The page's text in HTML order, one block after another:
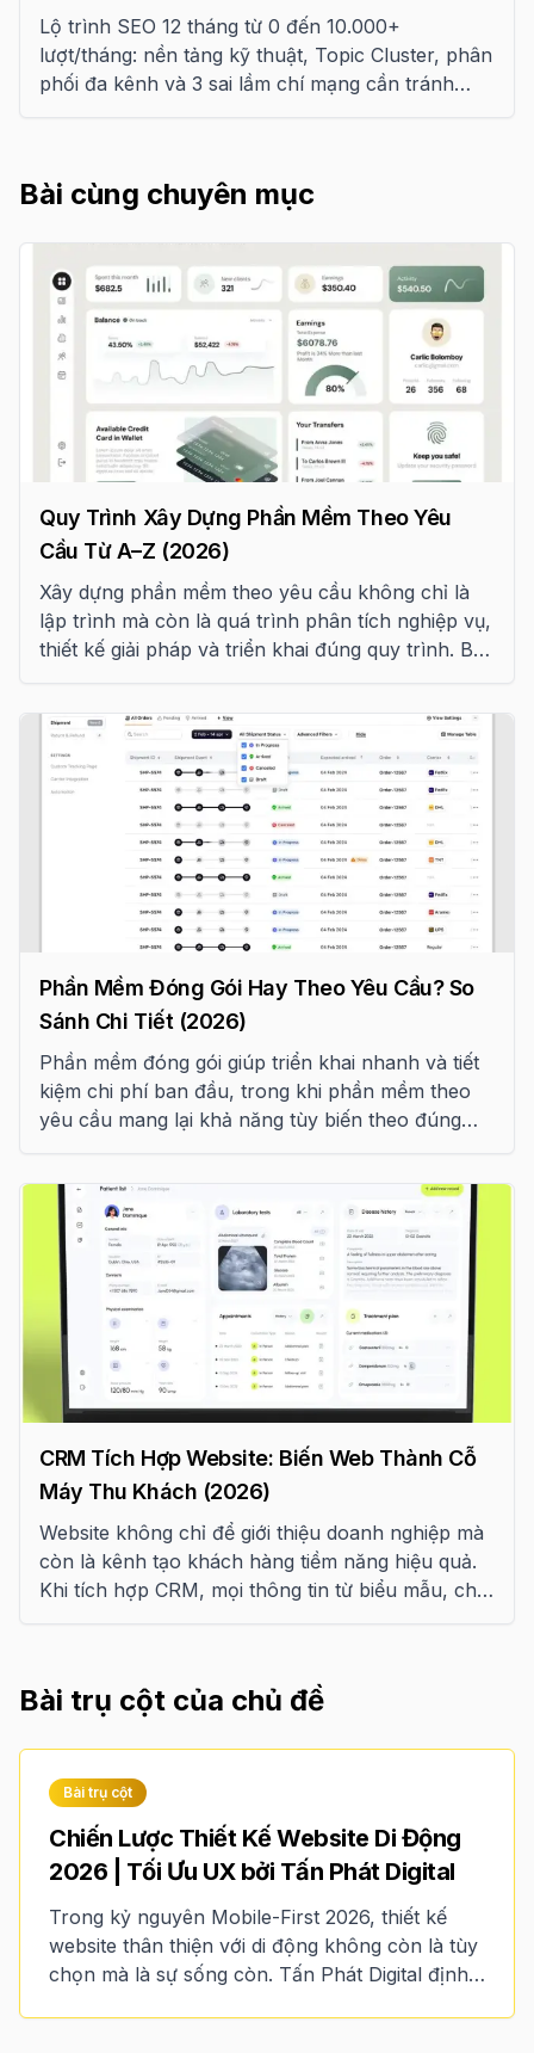
Lộ trình SEO 12 tháng từ 0 đến 10.000+
lượt/tháng: nền tảng kỹ thuật, Topic Cluster, phân
phối đa kênh và 3 sai lầm chí mạng cần tránh
Bài cùng chuyên mục
Quy Trình Xây Dựng Phần Mềm Theo Yêu
Cầu Từ A–Z (2026)
Xây dựng phần mềm theo yêu cầu không chỉ là
lập trình mà còn là quá trình phân tích nghiệp vụ,
thiết kế giải pháp và triển khai đúng quy trình. Bài
ro thường gặp và checklist hợp đồng trước khi
bắt đầu dự án.
Phần Mềm Đóng Gói Hay Theo Yêu Cầu? So
Sánh Chi Tiết (2026)
Phần mềm đóng gói giúp triển khai nhanh và tiết
kiệm chi phí ban đầu, trong khi phần mềm theo
yêu cầu mang lại khả năng tùy biến theo đúng
triển riêng và cách tránh những chi phí phát sinh
khi cố gắng "lách" một hệ thống không phù hợp.
CRM Tích Hợp Website: Biến Web Thành Cỗ
Máy Thu Khách (2026)
Website không chỉ để giới thiệu doanh nghiệp mà
còn là kênh tạo khách hàng tiềm năng hiệu quả.
Khi tích hợp CRM, mọi thông tin từ biểu mẫu, chat
lệ chuyển đổi.
Bài trụ cột của chủ đề
Bài trụ cột
Chiến Lược Thiết Kế Website Di Động
2026 | Tối Ưu UX bởi Tấn Phát Digital
Trong kỷ nguyên Mobile-First 2026, thiết kế
website thân thiện với di động không còn là tùy
chọn mà là sự sống còn. Tấn Phát Digital định